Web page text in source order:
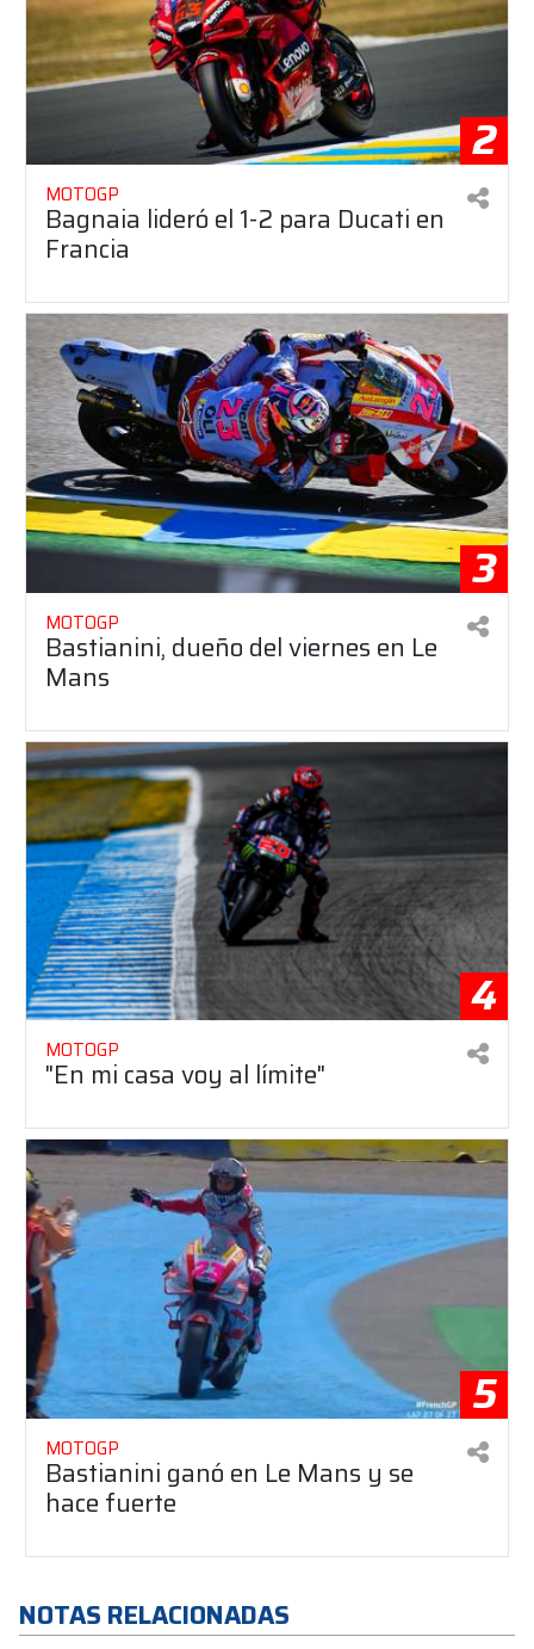
2
MOTOGP
Bagnaia lideró el 1-2 para Ducati en
Francia
3
MOTOGP
Bastianini, dueño del viernes en Le
Mans
4
MOTOGP
"En mi casa voy al límite"
5
MOTOGP
Bastianini ganó en Le Mans y se
hace fuerte
NOTAS RELACIONADAS